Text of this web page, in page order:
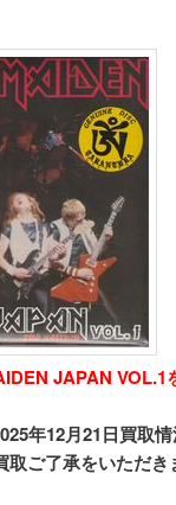
JAPAN VOL.1
年12月21日買取
取ご了承をいただ